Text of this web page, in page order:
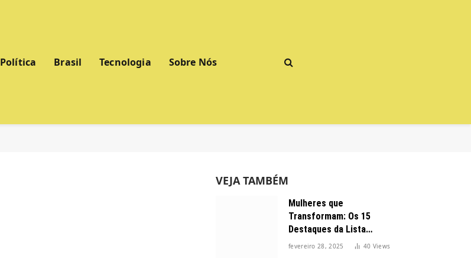
Política Brasil Tecnologia Sobre Nós
VEJA TAMBÉM
Mulheres que
Transformam: Os 15
Destaques da Lista
Forbes 2025 no Brasil
fevereiro 28, 2025 40 Views